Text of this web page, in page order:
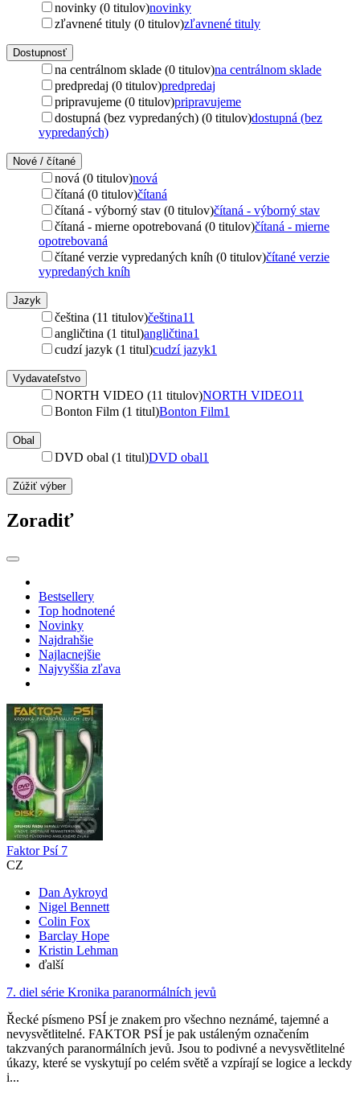
novinky (0 titulov)novinky
zľavnené tituly (0 titulov)zľavnené tituly
Dostupnosť
na centrálnom sklade (0 titulov)na centrálnom sklade
predpredaj (0 titulov)predpredaj
pripravujeme (0 titulov)pripravujeme
dostupná (bez vypredaných) (0 titulov)dostupná (bez
vypredaných)
Nové / čítané
nová (0 titulov)nová
čítaná (0 titulov)čítaná
čítaná - výborný stav (0 titulov)čítaná - výborný stav
čítaná - mierne opotrebovaná (0 titulov)čítaná - mierne
opotrebovaná
čítané verzie vypredaných kníh (0 titulov)čítané verzie
vypredaných kníh
Jazyk
čeština (11 titulov)čeština11
angličtina (1 titul)angličtina1
cudzí jazyk (1 titul)cudzí jazyk1
Vydavateľstvo
NORTH VIDEO (11 titulov)NORTH VIDEO11
Bonton Film (1 titul)Bonton Film1
Obal
DVD obal (1 titul)DVD obal1
Zúžiť výber
Zoradiť
Bestsellery
Top hodnotené
Novinky
Najdrahšie
Najlacnejšie
Najvyššia zľava
Faktor Psí 7
CZ
Dan Aykroyd
Nigel Bennett
Colin Fox
Barclay Hope
Kristin Lehman
ďalší
7. diel série Kronika paranormálních jevů
Řecké písmeno PSÍ je znakem pro všechno neznámé, tajemné a
nevysvětlitelné. FAKTOR PSÍ je pak ustáleným označením
takzvaných paranormálních jevů. Jsou to podivné a nevysvětlitelné
úkazy, které se vyskytují po celém světě a vzpírají se logice a leckdy
i...